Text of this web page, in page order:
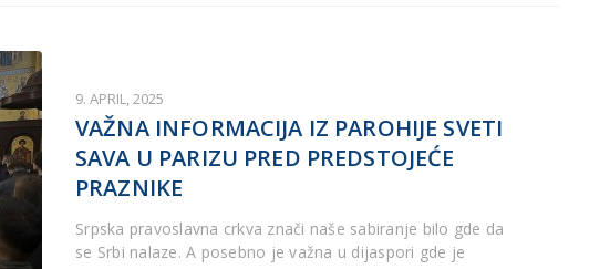
9. APRIL, 2025
VAŽNA INFORMACIJA IZ PAROHIJE SVETI
SAVA U PARIZU PRED PREDSTOJEĆE
PRAZNIKE
Srpska pravoslavna crkva znači naše sabiranje bilo gde da
se Srbi nalaze. A posebno je važna u dijaspori gde je